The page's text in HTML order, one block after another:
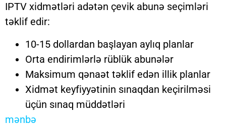
IPTV xidmətləri adətən çevik abunə seçimləri
təklif edir:
10-15 dollardan başlayan aylıq planlar
Orta endirimlərlə rüblük abunələr
Maksimum qənaət təklif edən illik planlar
Xidmət keyfiyyətinin sınaqdan keçirilməsi
üçün sınaq müddətləri
mənbə